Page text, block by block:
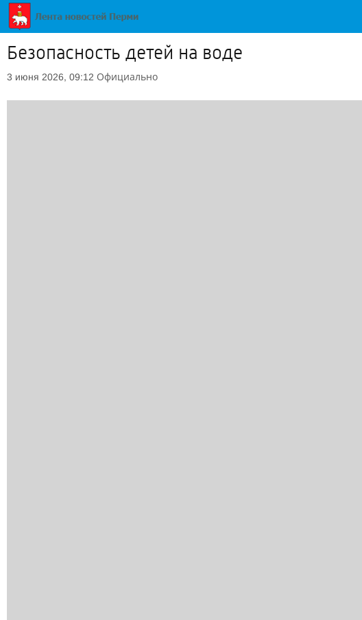
Безопасность детей на воде
3 июня 2026, 09:12 Официально